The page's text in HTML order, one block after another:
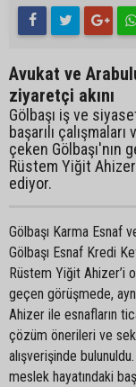
Avukat ve
ziyaretçi akını
Gölbaşı iş ve
başarılı
çeken Gölbaşı'nın
Rüstem Yiğit
ediyor.
Gölbaşı Karma Esnaf
Gölbaşı Esnaf Kredi
Rüstem Yiğit Ahizer’i
geçen görüşmede,
Ahizer ile esnafların
çözüm önerileri ve
alışverişinde
meslek hayatındaki